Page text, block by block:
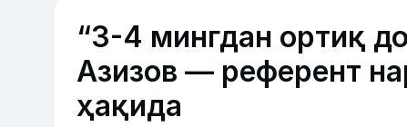
“3-4 мингдан ортиқ
Азизов — референт
ҳақида